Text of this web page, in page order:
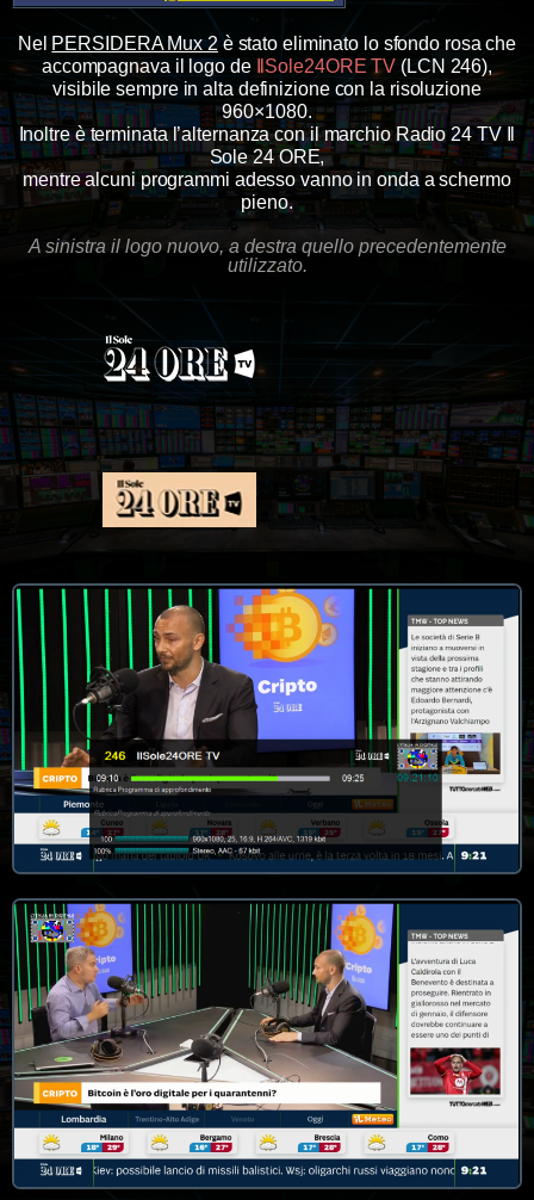
Nel PERSIDERA Mux 2 è stato eliminato lo sfondo rosa che
accompagnava il logo de IlSole24ORE TV (LCN 246),
visibile sempre in alta definizione con la risoluzione
960×1080.
Inoltre è terminata l’alternanza con il marchio Radio 24 TV Il
Sole 24 ORE,
mentre alcuni programmi adesso vanno in onda a schermo
pieno.
A sinistra il logo nuovo, a destra quello precedentemente
utilizzato.